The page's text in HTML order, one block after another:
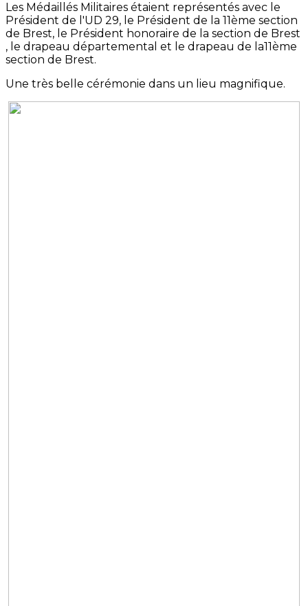
Les Médaillés Militaires étaient représentés avec le
Président de l'UD 29, le Président de la 11ème section
de Brest, le Président honoraire de la section de Brest
, le drapeau départemental et le drapeau de la11ème
section de Brest.
Une très belle cérémonie dans un lieu magnifique.